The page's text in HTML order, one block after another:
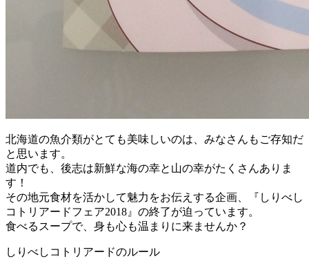
北海道の魚介類がとても美味しいのは、みなさんもご存知だ
と思います。
道内でも、後志は新鮮な海の幸と山の幸がたくさんありま
す！
その地元食材を活かして魅力をお伝えする企画、『しりべし
コトリアードフェア2018』の終了が迫っています。
食べるスープで、身も心も温まりに来ませんか？
しりべしコトリアードのルール